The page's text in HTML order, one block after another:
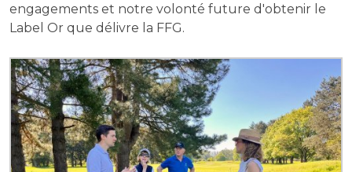
engagements et notre volonté future d'obtenir le
Label Or que délivre la FFG.